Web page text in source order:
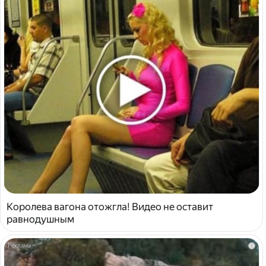
Королева вагона отожгла! Видео не оставит
равнодушным
i